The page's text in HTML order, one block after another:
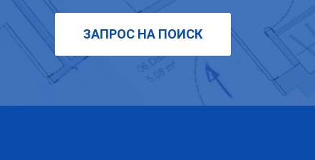
ЗАПРОС НА ПОИСК